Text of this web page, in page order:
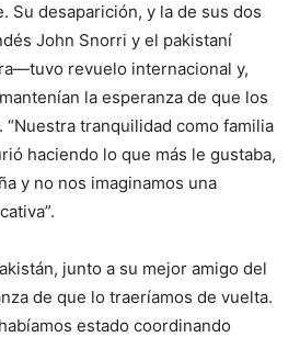
Su desaparición, y la de sus dos
John Snorri y el pakistaní
revuelo internacional y,
la esperanza de que los
tranquilidad como familia
haciendo lo que más le gustaba,
y no nos imaginamos una
junto a su mejor amigo del
de que lo traeríamos de vuelta.
estado coordinando